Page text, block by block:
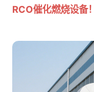
RCO催化燃烧设备！